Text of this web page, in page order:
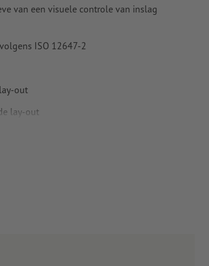
van een visuele controle van inslag
ISO 12647-2
out
lay-out
–